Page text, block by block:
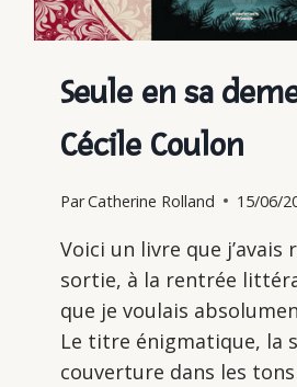
Seule en sa
Cécile Coulon
ParCatherine Rolland 15/06/
Voici un livre que j’avais
sortie, à la rentrée
que je voulais
Le titre énigmatique, la
couverture dans les